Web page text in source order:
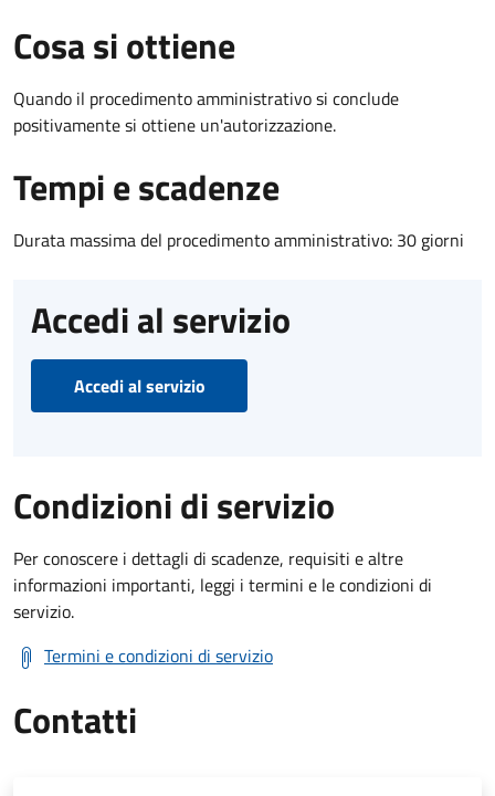
Cosa si ottiene
Quando il procedimento amministrativo si conclude
positivamente si ottiene un'autorizzazione.
Tempi e scadenze
Durata massima del procedimento amministrativo: 30 giorni
Accedi al servizio
Accedi al servizio
Condizioni di servizio
Per conoscere i dettagli di scadenze, requisiti e altre
informazioni importanti, leggi i termini e le condizioni di
servizio.
Termini e condizioni di servizio
Contatti